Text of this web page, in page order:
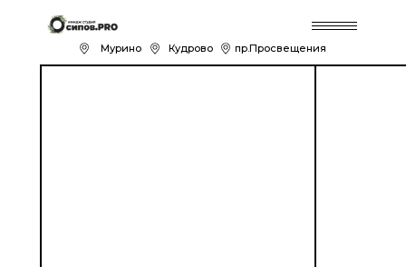
Муринo Кудрово пр.Просвещения